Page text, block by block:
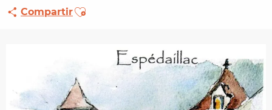
CompartirAjouter aux favoris